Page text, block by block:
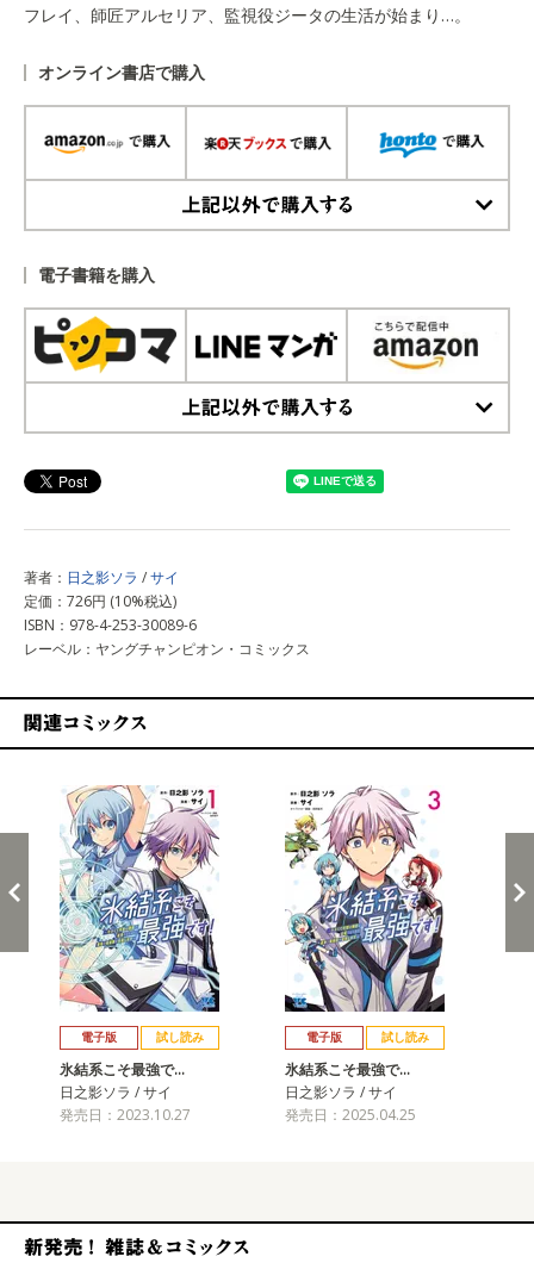
フレイ、師匠アルセリア、監視役ジータの生活が始まり…。
オンライン書店で購入
電子書籍を購入
著者： 日之影ソラ /サイ
定価：726円 (10%税込)
ISBN：978-4-253-30089-6
レーベル：ヤングチャンピオン・コミックス
電子版 試し読み
氷結系こそ最強で…
日之影ソラ / サイ
発売日：2023.10.27
電子版 試し読み
氷結系こそ最強で…
日之影ソラ / サイ
発売日：2025.04.25